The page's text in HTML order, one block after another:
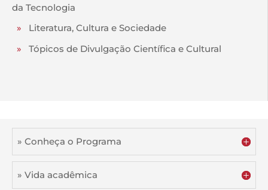
da Tecnologia
» Literatura, Cultura e Sociedade
» Tópicos de Divulgação Científica e Cultural
» Conheça o Programa
» Vida acadêmica